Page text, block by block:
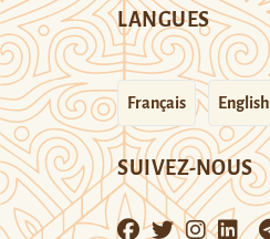
LANGUES
Français English
SUIVEZ-NOUS